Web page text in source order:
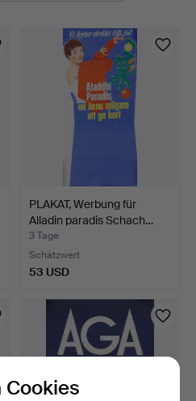
PLAKAT, Werbung für
Alladin paradis Schach…
3 Tage
Schätzwert
53 USD
Cookies